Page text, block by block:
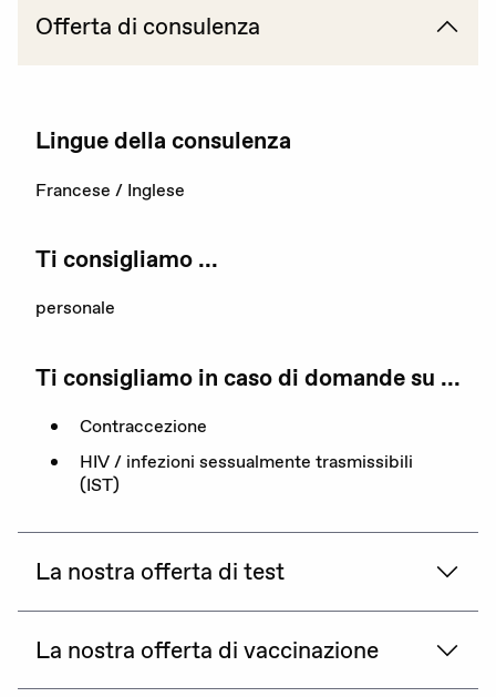
Portale offerte d’impiego
Attività di rete
Consulenza
Emergenze
La nostra organizzazione
I nostri obiettivi
Partner
Rapporto annuale
Sostenerci
Offerta di consulenza
Lingue della consulenza
Francese / Inglese
Ti consigliamo ...
personale
Ti consigliamo in caso di domande su ...
Contraccezione
HIV / infezioni sessualmente trasmissibili
(IST)
La nostra offerta di test
La nostra offerta di vaccinazione